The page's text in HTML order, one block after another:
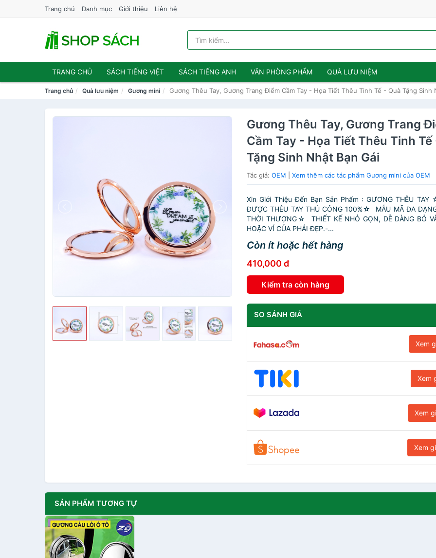
Trang chủ Danh mục Giới thiệu Liên hệ
TRANG CHỦ SÁCH TIẾNG VIỆT SÁCH TIẾNG ANH VĂN PHÒNG PHẨM QUÀ LƯU NIỆM
Trang chủ Quà lưu niệm Gương mini Gương Thêu Tay, Gương Trang Điểm Cầm Tay - Họa Tiết Thêu Tinh Tế - Quà Tặng Sinh
Gương Thêu Tay, Gương Trang
Cầm Tay - Họa Tiết Thêu Tinh Tế
Tặng Sinh Nhật Bạn Gái
Tác giả:OEM |Xem thêm các tác phẩm Gương mini của OEM
Xin Giới Thiệu Đến Bạn Sản Phẩm : GƯƠNG THÊU
ĐƯỢC THÊU TAY THỦ CÔNG 100%☆ MẪU MÃ ĐA
THỜI THƯỢNG☆ THIẾT KẾ NHỎ GỌN, DỄ DÀNG BỎ
HOẶC VÍ CỦA PHÁI ĐẸP.-...
Còn ít hoặc hết hàng
410,000 đ
Kiểm tra còn hàng
SO SÁNH GIÁ
Xem
Xem
Xem
Xem
SẢN PHẨM TƯƠNG TỰ